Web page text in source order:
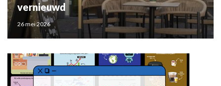
vernieuwd
26 mei 2026